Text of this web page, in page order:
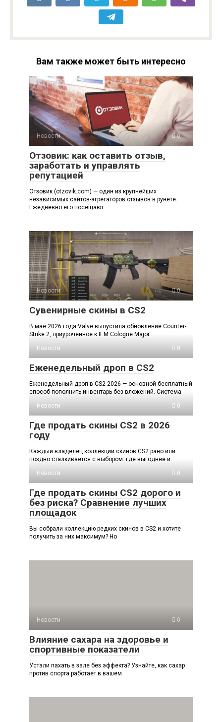
Вам также может быть интересно
Новости 0
Отзовик: как оставить отзыв,
заработать и управлять
репутацией
Отзовик (otzovik.com) — один из крупнейших
независимых сайтов-агрегаторов отзывов в рунете.
Ежедневно его посещают
Новости 0
Сувенирные скины в CS2
В мае 2026 года Valve выпустила обновление Counter-
Strike 2, приуроченное к IEM Cologne Major
Новости
0
Еженедельный дроп в CS2
Еженедельный дроп в CS2 2026 — основной бесплатный
способ пополнить инвентарь без вложений. Система
Новости
0
Где продать скины CS2 в 2026
году
Каждый владелец коллекции скинов CS2 рано или
поздно сталкивается с выбором: где выгоднее и
Новости
0
Где продать скины CS2 дорого и
без риска? Сравнение лучших
площадок
Вы собрали коллекцию редких скинов в CS2 и хотите
получить за них максимум? Но
Новости 0
Влияние сахара на здоровье и
спортивные показатели
Устали пахать в зале без эффекта? Узнайте, как сахар
против спорта работает в вашем